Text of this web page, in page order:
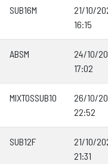
SUB16M
21/10/
16:15
ABSM
24/10/
17:02
MIXTOSSUB10
26/10/
22:52
SUB12F
21/10/
21:31